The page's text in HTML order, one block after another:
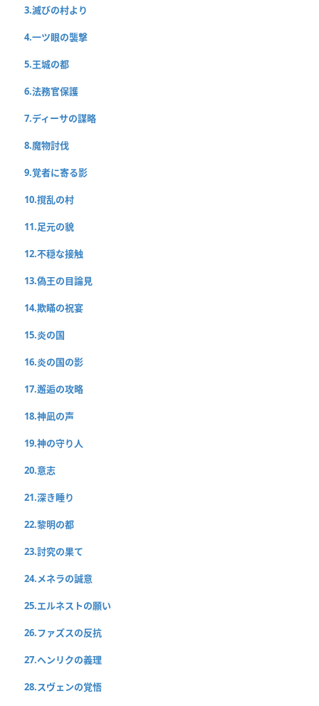
3.滅びの村より
4.一ツ眼の襲撃
5.王城の都
6.法務官保護
7.ディーサの謀略
8.魔物討伐
9.覚者に寄る影
10.撹乱の村
11.足元の貌
12.不穏な接触
13.偽王の目論見
14.欺瞞の祝宴
15.炎の国
16.炎の国の影
17.邂逅の攻略
18.神凪の声
19.神の守り人
20.意志
21.深き睡り
22.黎明の都
23.討究の果て
24.メネラの誠意
25.エルネストの願い
26.ファズスの反抗
27.ヘンリクの義理
28.スヴェンの覚悟